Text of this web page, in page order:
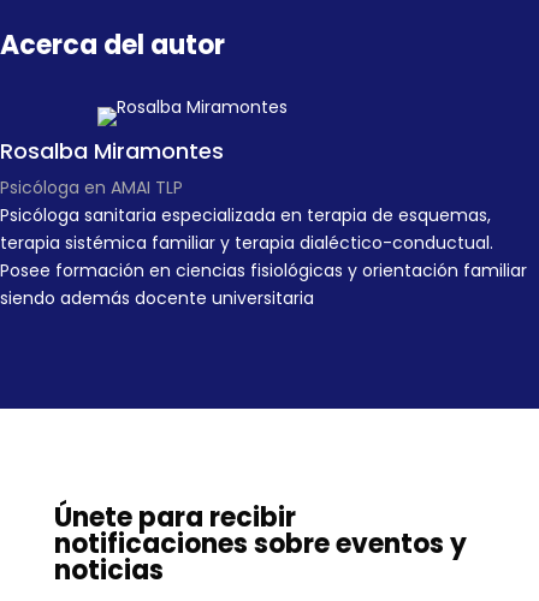
Acerca del autor
Rosalba Miramontes
Psicóloga en AMAI TLP
Psicóloga sanitaria especializada en terapia de esquemas,
terapia sistémica familiar y terapia dialéctico-conductual.
Posee formación en ciencias fisiológicas y orientación familiar
siendo además docente universitaria
Únete para recibir
notificaciones sobre eventos y
noticias